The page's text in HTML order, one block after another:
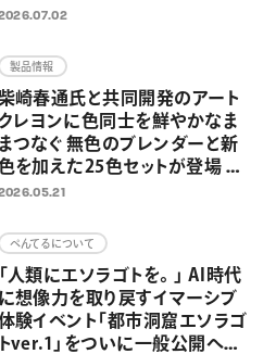
せ使いしやすい シナモンベー
の3色展開
製品情報
崎春通氏と共同開発のアート
クレヨンに色同士を鮮やかなま
まつなぐ 無色のブレンダーと新
を加えた25色セットが登場 混
・グラデーション表現がさらに
ぺんてるについて
「人類にエソラゴトを。」 AI時代
に想像力を取り戻すイマーシブ
験イベント「都市洞窟エソラゴ
トver.1」をついに一般公開へ